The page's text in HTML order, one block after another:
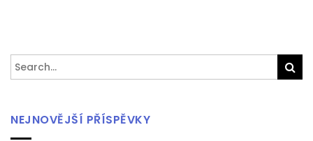
Search
for:
NEJNOVĚJŠÍ PŘÍSPĚVKY